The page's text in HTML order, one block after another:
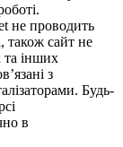
не проводить
також сайт не
та інших
з
Будь-
в